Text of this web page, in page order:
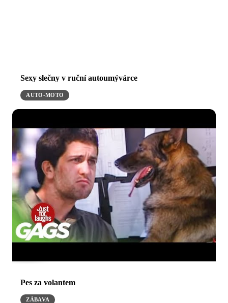
Sexy slečny v ruční autoumývárce
AUTO-MOTO
Pes za volantem
ZÁBAVA